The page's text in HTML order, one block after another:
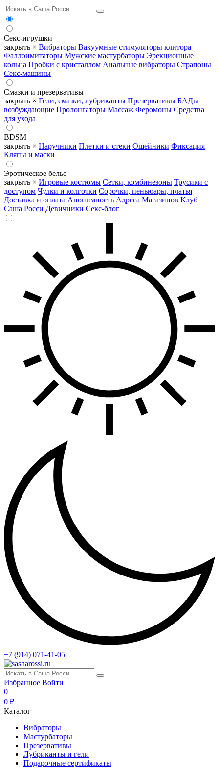
Секс-игрушки
закрыть × Вибраторы Вакуумные стимуляторы клитора
Фаллоимитаторы Мужские мастурбаторы Эрекционные
кольца Пробки с кристаллом Анальные вибраторы Страпоны
Секс-машины
Смазки и презервативы
закрыть × Гели, смазки, лубриканты Презервативы БАДы
возбуждающие Пролонгаторы Массаж Феромоны Средства
для ухода
BDSM
закрыть × Наручники Плетки и стеки Ошейники Фиксация
Кляпы и маски
Эротическое белье
закрыть × Игровые костюмы Сетки, комбинезоны Трусики с
доступом Чулки и колготки Сорочки, пеньюары, платья
Доставка и оплата Анонимность Адреса Магазинов Клуб
Саша Росси Девичники Секс-блог
+7 (914) 071-41-05
Избранное Войти
0
0 ₽
Каталог
Вибраторы
Мастурбаторы
Презервативы
Лубриканты и гели
Подарочные сертификаты